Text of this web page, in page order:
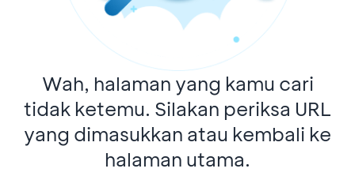
Wah, halaman yang kamu cari
tidak ketemu. Silakan periksa URL
yang dimasukkan atau kembali ke
halaman utama.